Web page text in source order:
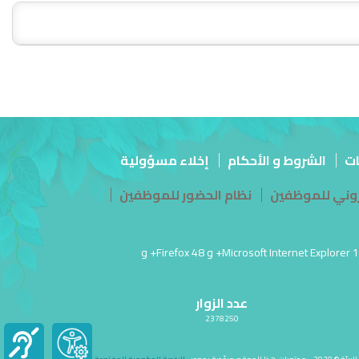
الشروط و الأحكام
إخلاء مسؤولية
للموظفين
نظام الحضور للموظفين
آخر تحديث للموقع في: 26 مارس أغسطس 06, 2026 07:57:م PM | أفضل عرض لهذا الموقع بدقة شاشة 1920 × 1080 | يدعم Microsoft Internet Explorer 10.0+ و Firefox 48+ و
عدد الزوار
2378250